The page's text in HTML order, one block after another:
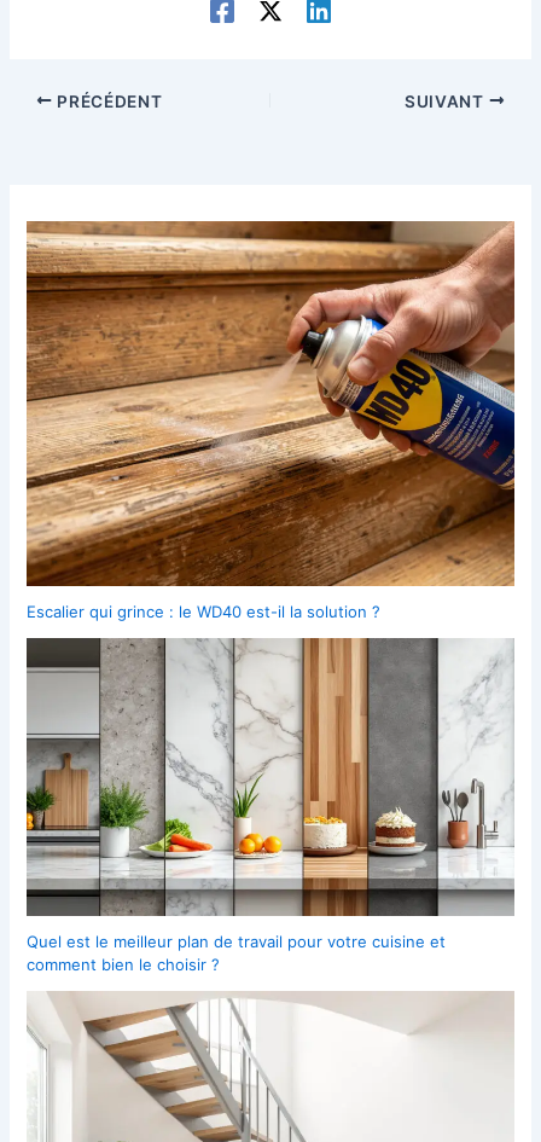
PRÉCÉDENT SUIVANT
Escalier qui grince : le WD40 est-il la solution ?
Quel est le meilleur plan de travail pour votre cuisine et
comment bien le choisir ?